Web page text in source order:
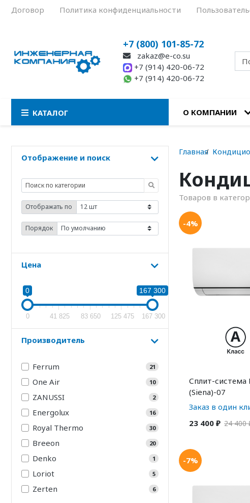
Договор Политика конфиденциальности
+7 (800) 101-85-72
zakaz@e-co.su
+7 (914) 420-06-72
+7 (914) 420-06-72
КАТАЛОГ О КОМПАНИИ
Отображение и поиск
Отображать по
Порядок
Цена
0 167 300
0 41 825 83 650 125 475 167 300
Производитель
Ferrum 21
One Air 10
ZANUSSI 2
Energolux 16
Royal Thermo 30
Breeon 20
Denko 1
Loriot 5
Zerten 6
Главная
Товаров в
-4%
Сплит-система
(Siena)-07
Заказ в один
23 400 ₽ 24 400
-7%